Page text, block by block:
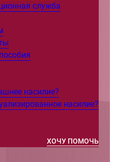
служба
насилие?
насилие?
ХОЧУ ПОМОЧЬ